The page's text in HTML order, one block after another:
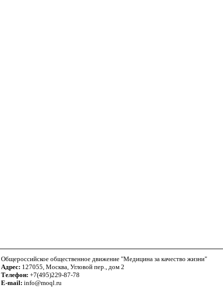
Общероссийское общественное движение "Медицина за качество жизни"
Адрес: 127055, Москва, Угловой пер., дом 2
Телефон: +7(495)229-87-78
E-mail: info@moql.ru